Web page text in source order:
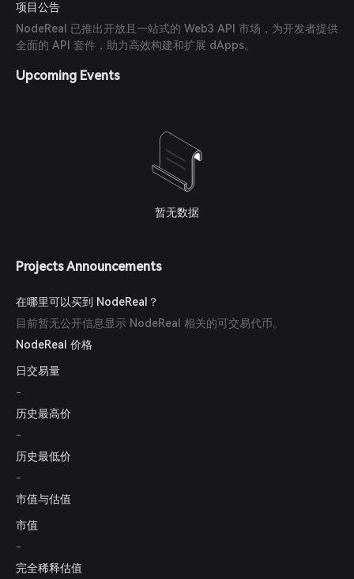
项目公告
NodeReal 已推出开放且一站式的 Web3 API 市场，为开发者提供
全面的 API 套件，助力高效构建和扩展 dApps。
Upcoming Events
暂无数据
Projects Announcements
在哪里可以买到 NodeReal？
目前暂无公开信息显示 NodeReal 相关的可交易代币。
NodeReal 价格
日交易量
-
历史最高价
-
历史最低价
-
市值与估值
市值
-
完全稀释估值